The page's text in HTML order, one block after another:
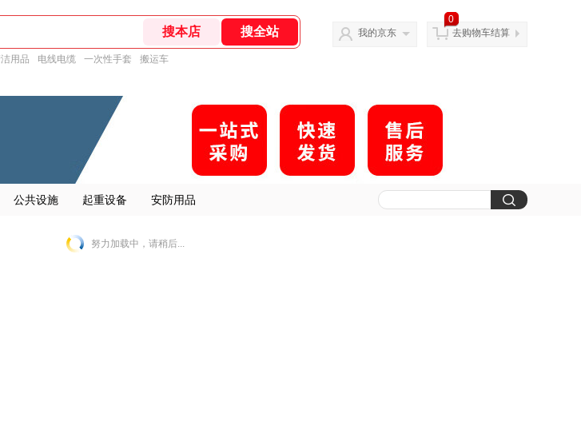
用品 电线电缆 一次性手套 搬运车
我的京东
0
去购物车结算
公共设施 起重设备 安防用品
努力加载中，请稍后...